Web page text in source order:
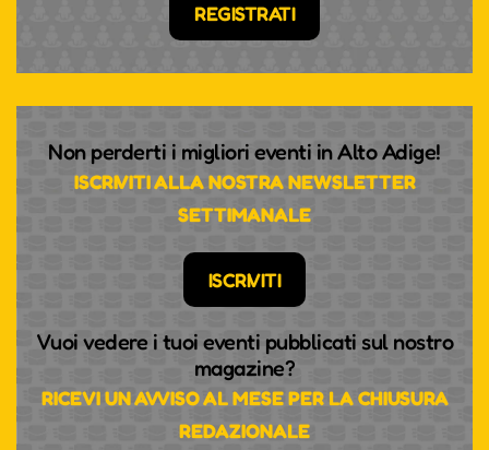
REGISTRATI
Non perderti i migliori eventi in Alto Adige!
ISCRIVITI ALLA NOSTRA NEWSLETTER
SETTIMANALE
ISCRIVITI
Vuoi vedere i tuoi eventi pubblicati sul nostro
magazine?
RICEVI UN AVVISO AL MESE PER LA CHIUSURA
REDAZIONALE